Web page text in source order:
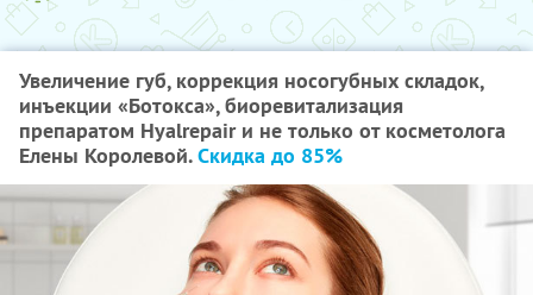
Увеличение губ, коррекция носогубных складок,
инъекции «Ботокса», биоревитализация
препаратом Hyalrepair и не только от косметолога
Елены Королевой.Скидка до 85%